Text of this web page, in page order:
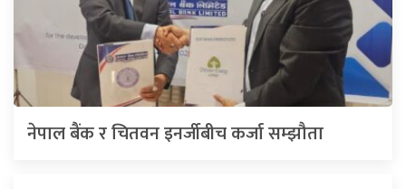
नेपाल बैंक र चितवन इनर्जीबीच कर्जा सम्झौता